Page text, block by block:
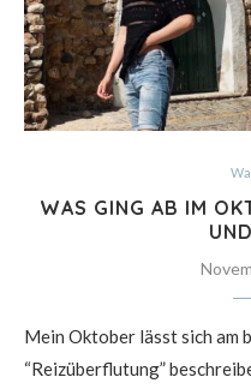
WAS GING AB IM
Mein Oktober lässt sich am
“Reizüberflutung”